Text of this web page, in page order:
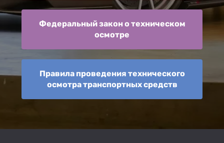
Федеральный закон о техническом
осмотре
Правила проведения технического
осмотра транспортных средств